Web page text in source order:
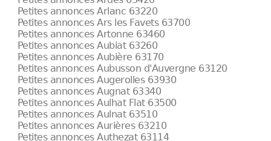
Petites annonces Arlanc 63220
Petites annonces Ars les Favets 63700
Petites annonces Artonne 63460
Petites annonces Aubiat 63260
Petites annonces Aubière 63170
Petites annonces Aubusson d'Auvergne 63120
Petites annonces Augerolles 63930
Petites annonces Augnat 63340
Petites annonces Aulhat Flat 63500
Petites annonces Aulnat 63510
Petites annonces Aurières 63210
Petites annonces Authezat 63114